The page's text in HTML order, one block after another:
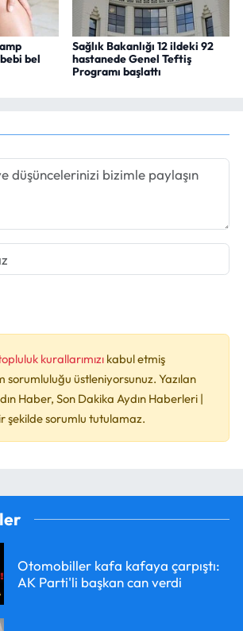
bel
Sağlık Bakanlığı 12 ildeki 92
hastanede Genel Teftiş
Programı başlattı
kurallarımızı kabul etmiş
sorumluluğu üstleniyorsunuz. Yazılan
Haber, Son Dakika Aydın Haberleri |
şekilde sorumlu tutulamaz.
Otomobiller kafa kafaya çarpıştı:
AK Parti'li başkan can verdi